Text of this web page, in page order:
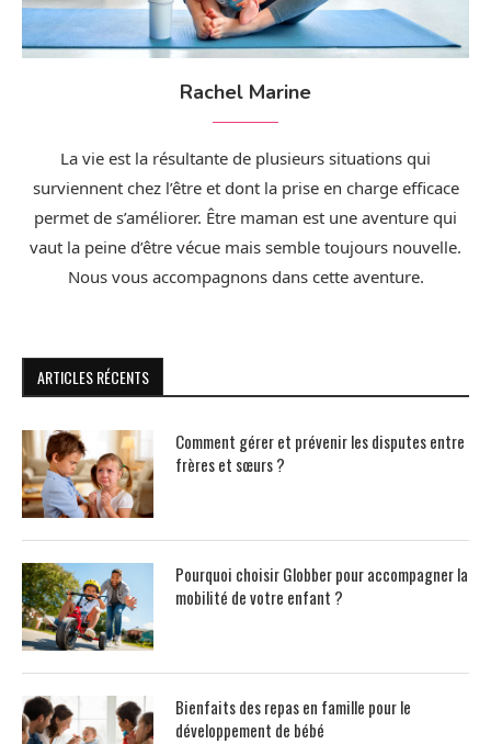
Rachel Marine
La vie est la résultante de plusieurs situations qui
surviennent chez l’être et dont la prise en charge efficace
permet de s’améliorer. Être maman est une aventure qui
vaut la peine d’être vécue mais semble toujours nouvelle.
Nous vous accompagnons dans cette aventure.
ARTICLES RÉCENTS
Comment gérer et prévenir les disputes entre
frères et sœurs ?
Pourquoi choisir Globber pour accompagner la
mobilité de votre enfant ?
Bienfaits des repas en famille pour le
développement de bébé